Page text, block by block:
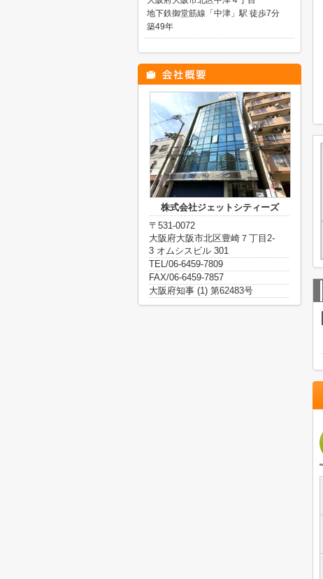
地下鉄御堂筋線「中津」駅 徒歩7分
築49年
株式会社ジェットシティーズ
〒531-0072
大阪府大阪市北区豊崎７丁目2-
3 オムシスビル 301
TEL/06-6459-7809
FAX/06-6459-7857
大阪府知事 (1) 第62483号